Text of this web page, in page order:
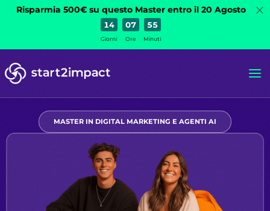
Risparmia 500€ su questo Master entro il 20 Agosto
14
Giorni
07
Ore
55
Minuti
MASTER IN DIGITAL MARKETING E AGENTI AI